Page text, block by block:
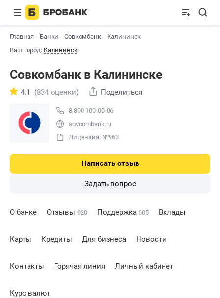
Главная Банки Совкомбанк
Калининск
Ваш город: Калининск
Совкомбанк в Калининске
8 800 100-00-06
sovcombank.ru
Лицензия: №963
4.1 (834 оценки) Поделиться
Написать отзыв
Задать вопрос
О банке Отзывы 920 Поддержка 605 Вклады
Карты Кредиты Для бизнеса Новости
Контакты Горячая линия Личный кабинет
Курс валют